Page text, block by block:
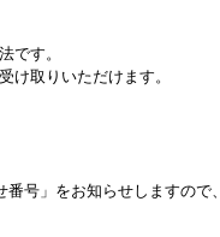
です。
け取りいただけます。
号」をお知らせしますので、